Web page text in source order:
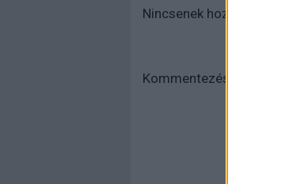
Nincsenek hozzászólások.
Kommentezéshez